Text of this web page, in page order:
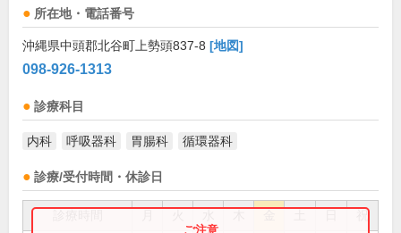
所在地・電話番号
沖縄県中頭郡北谷町上勢頭837-8 [地図]
098-926-1313
診療科目
内科 呼吸器科 胃腸科 循環器科
診療/受付時間・休診日
祝